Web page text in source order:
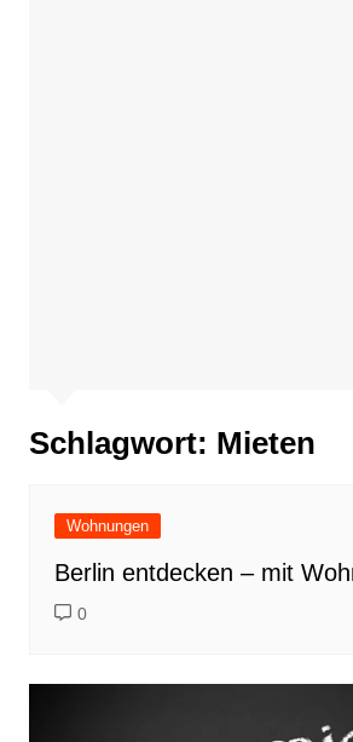
Schlagwort: Mieten
Wohnungen
Berlin entdecken – mit
0